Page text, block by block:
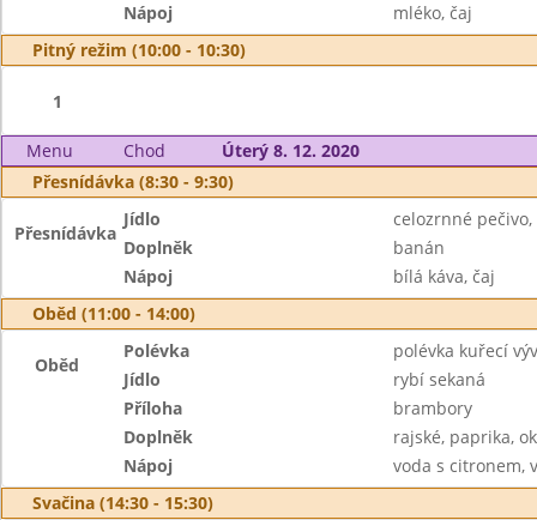
Nápoj
mléko, čaj
Pitný režim (10:00 - 10:30)
1
Menu Chod
Úterý 8. 12. 2020
Přesnídávka (8:30 - 9:30)
Přesnídávka
Jídlo
celozrnné
Doplněk
banán
Nápoj
bílá káva, čaj
Oběd (11:00 - 14:00)
Oběd
Polévka
polévka kuřecí
Jídlo
rybí sekaná
Příloha
brambory
Doplněk
rajské, paprika,
Nápoj
voda s citronem,
Svačina (14:30 - 15:30)